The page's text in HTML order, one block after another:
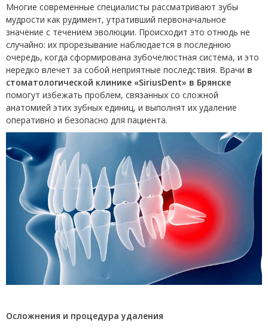
Многие современные специалисты рассматривают зубы
мудрости как рудимент, утративший первоначальное
значение с течением эволюции. Происходит это отнюдь не
случайно: их прорезывание наблюдается в последнюю
очередь, когда сформирована зубочелюстная система, и это
нередко влечет за собой неприятные последствия. Врачи в
стоматологической клинике «SiriusDent» в Брянске
помогут избежать проблем, связанных со сложной
анатомией этих зубных единиц, и выполнят их удаление
оперативно и безопасно для пациента.
Осложнения и процедура удаления